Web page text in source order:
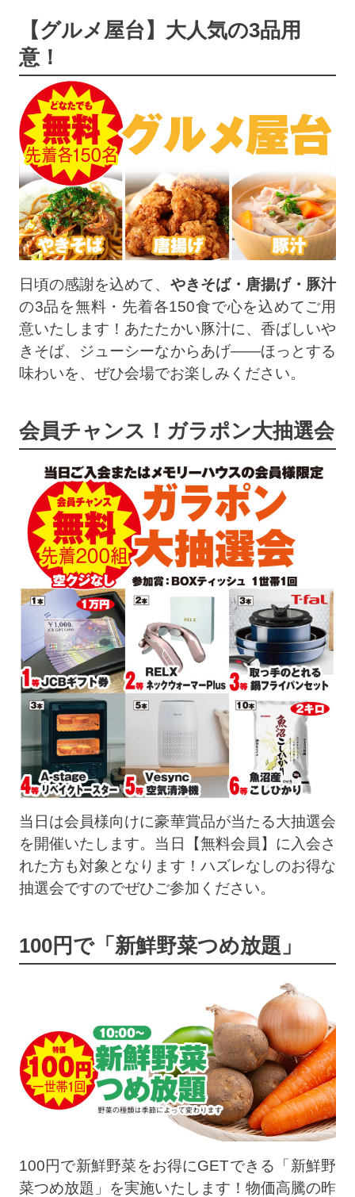
【グルメ屋台】大人気の3品用
意！
日頃の感謝を込めて、 やきそば・唐揚げ・豚汁
の3品を無料・先着各150食で心を込めてご用
意いたします！あたたかい豚汁に、香ばしいや
きそば、ジューシーなからあげ——ほっとする
味わいを、ぜひ会場でお楽しみください。
会員チャンス！ガラポン大抽選会
当日は会員様向けに豪華賞品が当たる大抽選会
を開催いたします。当日【無料会員】に入会さ
れた方も対象となります！ハズレなしのお得な
抽選会ですのでぜひご参加ください。
100円で「新鮮野菜つめ放題」
100円で新鮮野菜をお得にGETできる「新鮮野
菜つめ放題」を実施いたします！物価高騰の昨